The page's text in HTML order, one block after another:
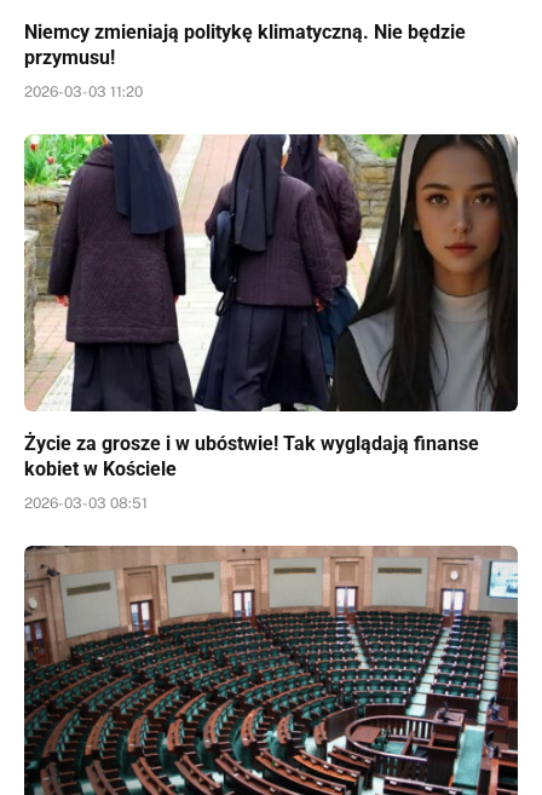
Niemcy zmieniają politykę klimatyczną. Nie będzie
przymusu!
2026-03-03 11:20
Życie za grosze i w ubóstwie! Tak wyglądają finanse
kobiet w Kościele
2026-03-03 08:51